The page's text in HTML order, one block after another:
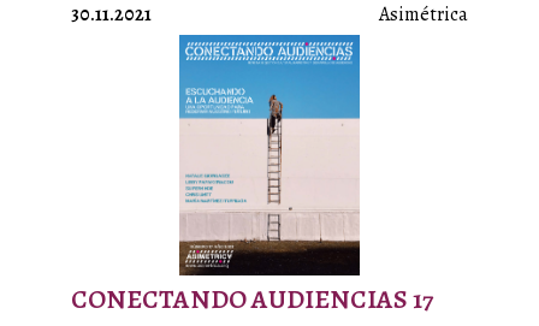
30.11.2021 Asimétrica
CONECTANDO AUDIENCIAS 17